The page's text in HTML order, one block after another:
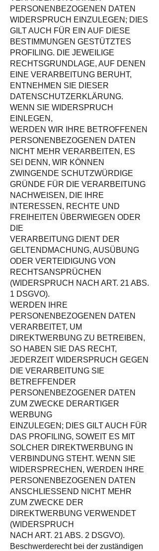
PERSONENBEZOGENEN DATEN
WIDERSPRUCH EINZULEGEN; DIES
GILT AUCH FÜR EIN AUF DIESE
BESTIMMUNGEN GESTÜTZTES
PROFILING. DIE JEWEILIGE
RECHTSGRUNDLAGE, AUF DENEN
EINE VERARBEITUNG BERUHT,
ENTNEHMEN SIE DIESER
DATENSCHUTZERKLÄRUNG.
WENN SIE WIDERSPRUCH
EINLEGEN,
WERDEN WIR IHRE BETROFFENEN
PERSONENBEZOGENEN DATEN
NICHT MEHR VERARBEITEN, ES
SEI DENN, WIR KÖNNEN
ZWINGENDE SCHUTZWÜRDIGE
GRÜNDE FÜR DIE VERARBEITUNG
NACHWEISEN, DIE IHRE
INTERESSEN, RECHTE UND
FREIHEITEN ÜBERWIEGEN ODER
DIE
VERARBEITUNG DIENT DER
GELTENDMACHUNG, AUSÜBUNG
ODER VERTEIDIGUNG VON
RECHTSANSPRÜCHEN
(WIDERSPRUCH NACH ART. 21 ABS.
1 DSGVO).
WERDEN IHRE
PERSONENBEZOGENEN DATEN
VERARBEITET, UM
DIREKTWERBUNG ZU BETREIBEN,
SO HABEN SIE DAS RECHT,
JEDERZEIT WIDERSPRUCH GEGEN
DIE VERARBEITUNG SIE
BETREFFENDER
PERSONENBEZOGENER DATEN
ZUM ZWECKE DERARTIGER
WERBUNG
EINZULEGEN; DIES GILT AUCH FÜR
DAS PROFILING, SOWEIT ES MIT
SOLCHER DIREKTWERBUNG IN
VERBINDUNG STEHT. WENN SIE
WIDERSPRECHEN, WERDEN IHRE
PERSONENBEZOGENEN DATEN
ANSCHLIESSEND NICHT MEHR
ZUM ZWECKE DER
DIREKTWERBUNG VERWENDET
(WIDERSPRUCH
NACH ART. 21 ABS. 2 DSGVO).
Beschwerderecht bei der zuständigen